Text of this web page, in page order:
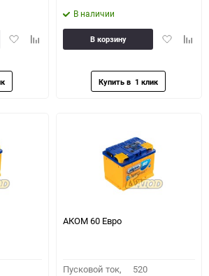
ДобавитьДобавить
В наличии
Добавить
В корзину
АКОМ 60 Евро
Пусковой ток,
520